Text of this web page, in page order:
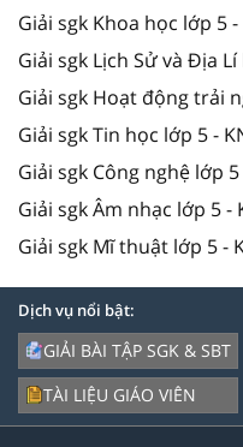
Giải sgk Khoa học lớp 5 -
Giải sgk Lịch Sử và Địa Lí
Giải sgk Hoạt động trải
Giải sgk Tin học lớp 5 -
Giải sgk Công nghệ lớp 5
Giải sgk Âm nhạc lớp 5 -
Giải sgk Mĩ thuật lớp 5 -
Dịch vụ nổi bật:
GIẢI BÀI TẬP SGK & SBT
TÀI LIỆU GIÁO VIÊN